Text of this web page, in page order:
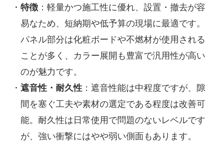
特徴：軽量かつ施工性に優れ、設置・撤去が容
易なため、短納期や低予算の現場に最適です。
パネル部分は化粧ボードや不燃材が使用される
ことが多く、カラー展開も豊富で汎用性が高い
のが魅力です。
遮音性・耐久性：遮音性能は中程度ですが、隙
間を塞ぐ工夫や素材の選定である程度は改善可
能。耐久性は日常使用で問題のないレベルです
が、強い衝撃にはやや弱い側面もあります。